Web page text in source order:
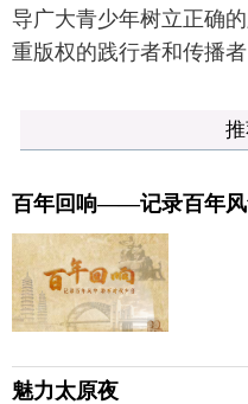
导广大青少年树立正确
重版权的践行者和传播者
百年回响——记录百年风
魅力太原夜